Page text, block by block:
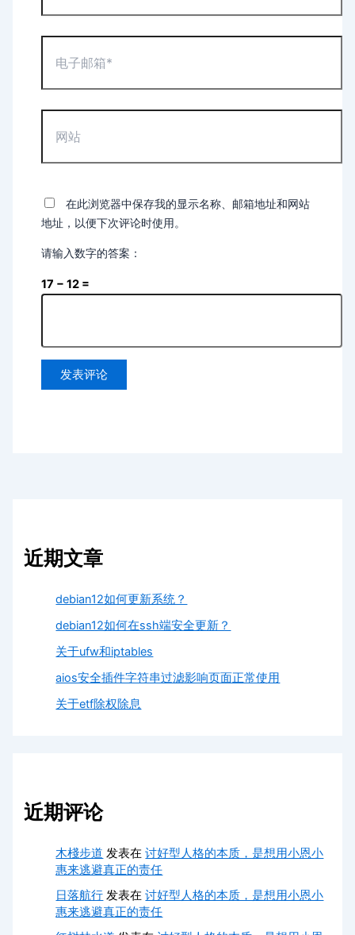
称
*
箱
在此浏览器中保存我的显示名称、邮箱地址和网站
地址，以便下次评论时使用。
请输入数字的答案：
17 − 12 =
近期文章
debian12如何更新系统？
debian12如何在ssh端安全更新？
关于ufw和iptables
aios安全插件字符串过滤影响页面正常使用
关于etf除权除息
近期评论
木棧步道 发表在讨好型人格的本质，是想用小恩小
惠来逃避真正的责任
日落航行 发表在讨好型人格的本质，是想用小恩小
惠来逃避真正的责任